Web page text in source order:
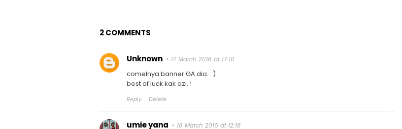
2 COMMENTS
Unknown 17 March 2016 at 17:10
comelnya banner GA dia.. :)
best of luck kak azi..!
Reply Delete
umie yana 18 March 2016 at 12:18